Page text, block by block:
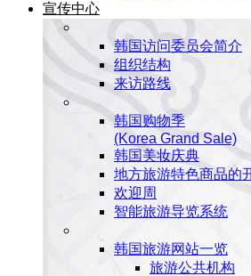
宣传中心
韩国访问委员会简介
组织结构
来访路线
韩国购物季
(Korea Grand Sale)
韩国美妆庆典
地方旅游特色商品的
欢迎周
智能旅游导览系统
韩国旅游网站一览
旅游公共机构